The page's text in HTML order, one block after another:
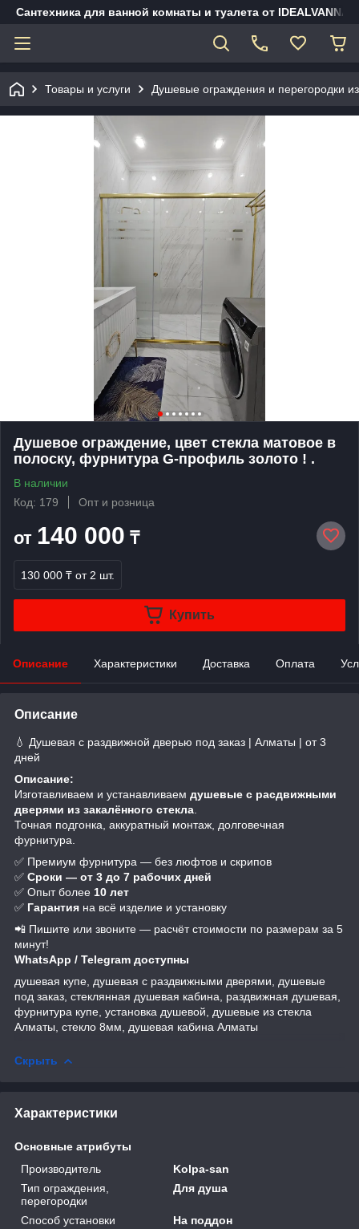
Сантехника для ванной комнаты и туалета от
Товары и услуги Душевые ограждения и перегородки из
Душевое ограждение, цвет стекла матовое в
полоску, фурнитура G-профиль золото ! .
В наличии
Код: 179
Опт и розница
от 140 000 ₸
130 000 ₸ от 2 шт.
Купить
Описание Характеристики Доставка Оплата
Описание
💧 Душевая с раздвижной дверью под заказ | Алматы | от 3
дней
Описание:
Изготавливаем и устанавливаем душевые с расдвижными
дверями из закалённого стекла
Точная подгонка, аккуратный монтаж, долговечная
фурнитура.
✅ Премиум фурнитура — без люфтов и скрипов
✅ Сроки — от 3 до 7 рабочих дней
✅ Опыт более 10 лет
✅ Гарантия на всё изделие и установку
📲 Пишите или звоните — расчёт стоимости по размерам за 5
минут!
WhatsApp / Telegram доступны
душевая купе, душевая с раздвижными дверями, душевые
под заказ, стеклянная душевая кабина, раздвижная душевая,
фурнитура купе, установка душевой, душевые из стекла
Алматы, стекло 8мм, душевая кабина Алматы
Скрыть
Характеристики
Основные атрибуты
Производитель
Kolpa-san
Тип ограждения,
перегородки
Для душа
Способ установки
На поддон